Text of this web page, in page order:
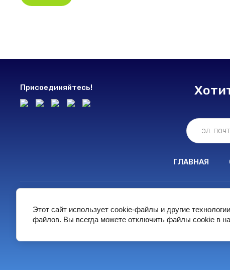
Присоединяйтесь!
ГЛАВНАЯ
Этот сайт использует cookie-файлы и другие
файлов. Вы всегда можете отключить файлы cookie в